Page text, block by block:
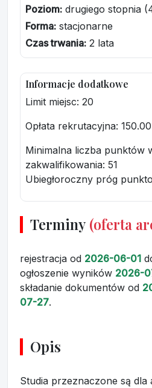
Poziom: drugiego stopnia
Forma: stacjonarne
Czas trwania: 2 lata
Informacje dodatkowe
Limit miejsc: 20
Opłata rekrutacyjna:
Minimalna liczba punktów
zakwalifikowania: 51
Ubiegłoroczny próg
Terminy (oferta
rejestracja od 2026-06-01
ogłoszenie wyników 2026-
składanie dokumentów od
07-27.
Opis
Studia przeznaczone są dla